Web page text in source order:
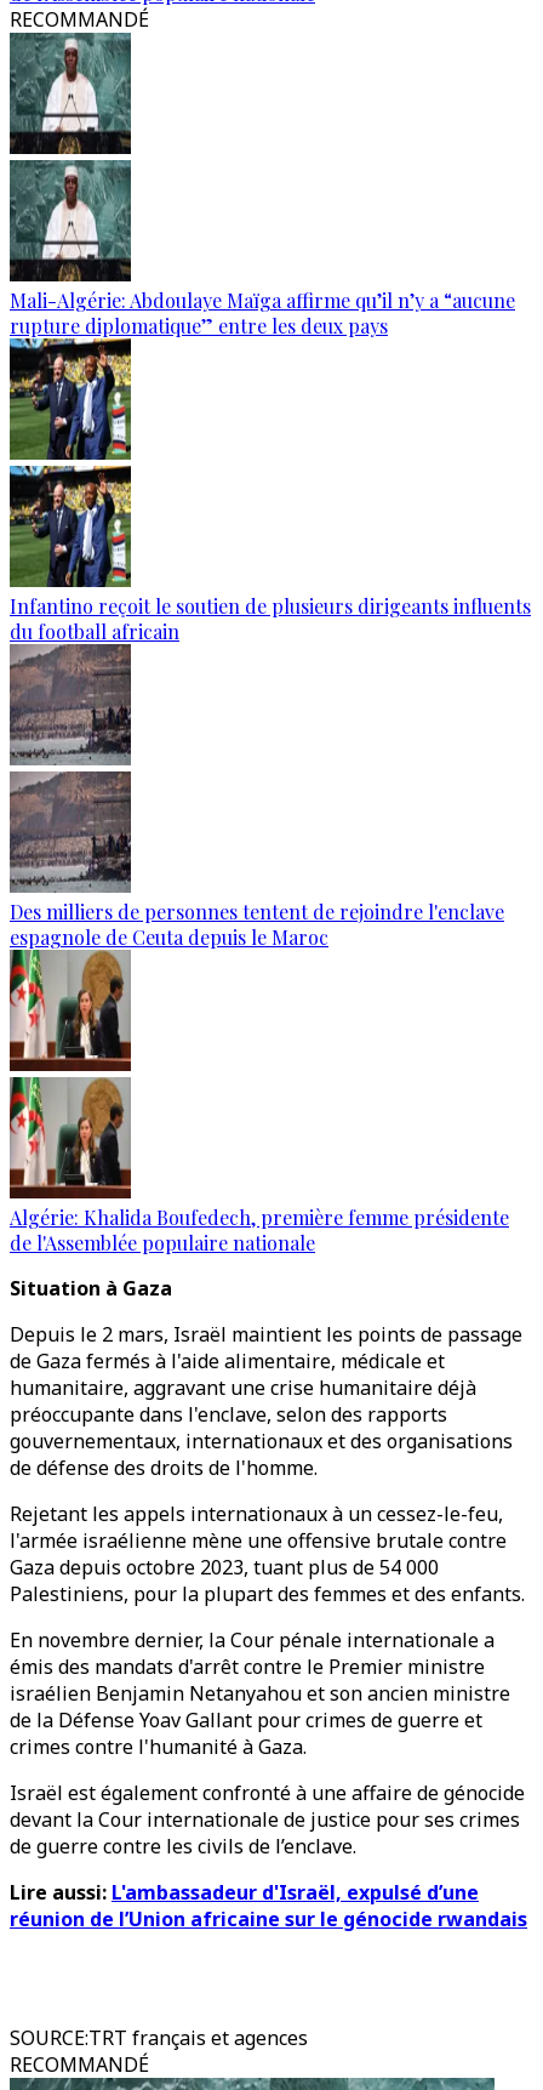
RECOMMANDÉ
Mali-Algérie: Abdoulaye Maïga affirme qu’il n’y a “aucune
rupture diplomatique” entre les deux pays
Infantino reçoit le soutien de plusieurs dirigeants influents
du football africain
Des milliers de personnes tentent de rejoindre l'enclave
espagnole de Ceuta depuis le Maroc
Algérie: Khalida Boufedech, première femme présidente
de l'Assemblée populaire nationale
Situation à Gaza
Depuis le 2 mars, Israël maintient les points de passage
de Gaza fermés à l'aide alimentaire, médicale et
humanitaire, aggravant une crise humanitaire déjà
préoccupante dans l'enclave, selon des rapports
gouvernementaux, internationaux et des organisations
de défense des droits de l'homme.
Rejetant les appels internationaux à un cessez-le-feu,
l'armée israélienne mène une offensive brutale contre
Gaza depuis octobre 2023, tuant plus de 54 000
Palestiniens, pour la plupart des femmes et des enfants.
En novembre dernier, la Cour pénale internationale a
émis des mandats d'arrêt contre le Premier ministre
israélien Benjamin Netanyahou et son ancien ministre
de la Défense Yoav Gallant pour crimes de guerre et
crimes contre l'humanité à Gaza.
Israël est également confronté à une affaire de génocide
devant la Cour internationale de justice pour ses crimes
de guerre contre les civils de l’enclave.
Lire aussi: L'ambassadeur d'Israël, expulsé d’une
réunion de l’Union africaine sur le génocide rwandais
SOURCE:TRT français et agences
RECOMMANDÉ